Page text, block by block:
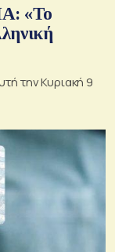
«Το
την Κυριακή 9